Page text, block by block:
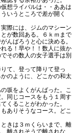
想ライバルは・・ああは
いうところで差が開く
際には、ジムのマシーン
が数回ある。６ｋｍまで
んばろうと心に決める。
る！早や！！数人に抜か
その数人の女子選手は別
て、登って降りて登っ
のように、どこかの和太
坂をよくがんばった。こ
同じコースをもう１周す
くることがわかった。
ありそうなコース。どこ
きは３ｍくらいまで、離
離されそうで離されな